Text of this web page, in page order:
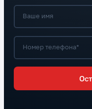
Ваше имя
Номер телефона*